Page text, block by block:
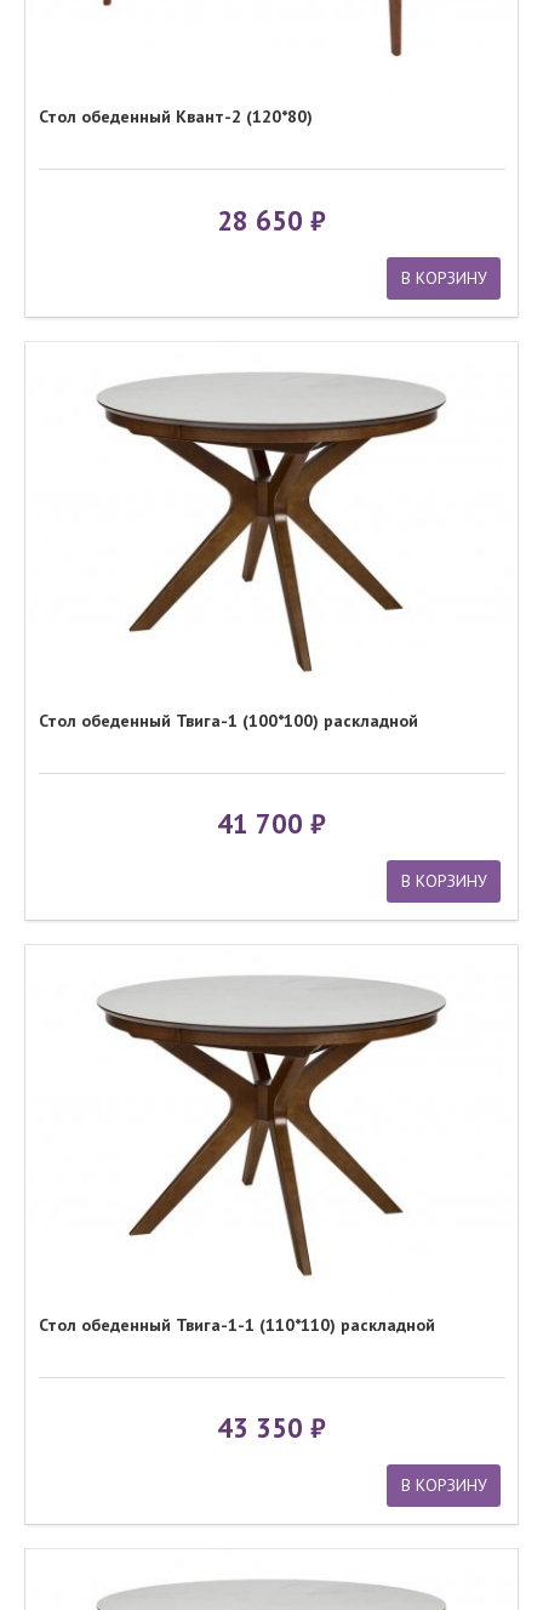
Стол обеденный Квант-2 (120*80)
28 650
В КОРЗИНУ
Стол обеденный Твига-1 (100*100) раскладной
41 700
В КОРЗИНУ
Стол обеденный Твига-1-1 (110*110) раскладной
43 350
В КОРЗИНУ